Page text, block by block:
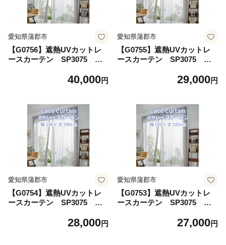
愛知県蒲郡市
【G0756】遮熱UVカットレ
ースカーテン SP3075 掃
ースカーテン セキスイカーテ
しさ軽減 光カット 節電 新築
マイホーム 暑さ対策
40,000円
愛知県蒲郡市
【G0755】遮熱UVカットレ
ースカーテン SP3075 掃
カーテン セキスイカーテン
さ軽減 光カット 節電 新築 マ
イホーム 暑さ対策
29,000円
愛知県蒲郡市
【G0754】遮熱UVカットレ
ースカーテン SP3075 掃
ーテン セキスイカーテン エ
28,000円
愛知県蒲郡市
【G0753】遮熱UVカットレ
ースカーテン SP3075 掃
ーテン セキスイカーテン エ
27,000円